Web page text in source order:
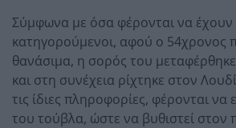
Σύμφωνα με όσα φέρονται να έχουν
κατηγορούμενοι, αφού ο 54χρονος
θανάσιμα, η σορός του
και στη συνέχεια ρίχτηκε στον
τις ίδιες πληροφορίες, φέρονται να
του τούβλα, ώστε να βυθιστεί στον